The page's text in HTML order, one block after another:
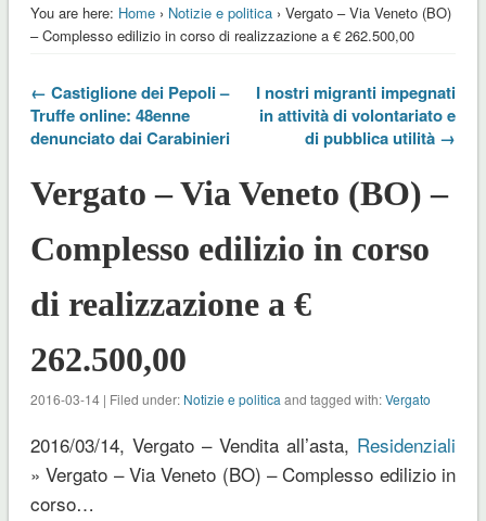
You are here: Home› Notizie e politica› Vergato – Via Veneto (BO)
– Complesso edilizio in corso di realizzazione a € 262.500,00
← Castiglione dei Pepoli –
Truffe online: 48enne
denunciato dai Carabinieri
I nostri migranti impegnati
in attività di volontariato e
di pubblica utilità →
Vergato – Via Veneto (BO) –
Complesso edilizio in corso
di realizzazione a €
262.500,00
2016-03-14 | Filed under: Notizie e politica and tagged with:Vergato
2016/03/14, Vergato – Vendita all’asta, Residenziali
» Vergato – Via Veneto (BO) – Complesso edilizio in
corso…